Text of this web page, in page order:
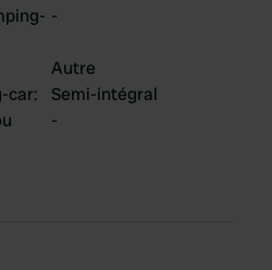
-
Autre
car:
Semi-intégral
-